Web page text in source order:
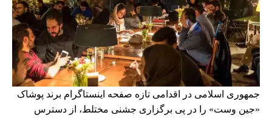
جمهوری اسلامی در اقدامی تازه صفحه اینستاگرام برند پوشاک
«جین وست» را در پی برگزاری جشنی مختلط، از دسترس